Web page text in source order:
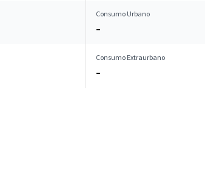
Consumo Urbano
–
Consumo Extraurbano
–